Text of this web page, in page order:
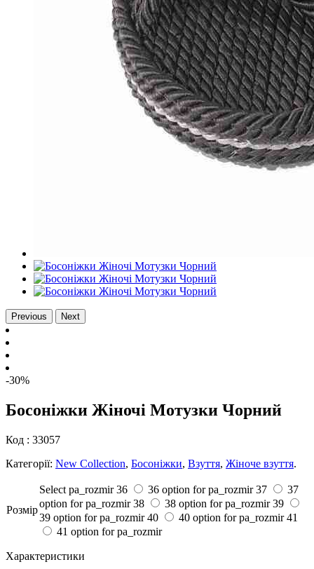
Previous Next
-30%
Босоніжки Жіночі Мотузки Чорний
Код : 33057
Категорії: New Collection, Босоніжки, Взуття, Жіноче взуття.
Розмiр
Select pa_rozmir 36 36 option for pa_rozmir 37
37
option for pa_rozmir 38 38 option for pa_rozmir 39
39 option for pa_rozmir 40 40 option for pa_rozmir 41
41 option for pa_rozmir
Характеристики